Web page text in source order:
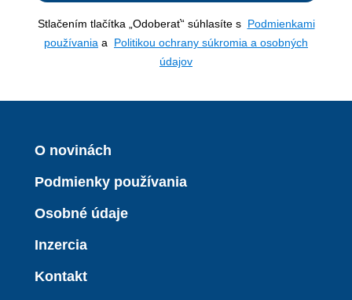
Stlačením tlačítka „Odoberať“ súhlasíte s Podmienkami
používania a Politikou ochrany súkromia a osobných
údajov
O novinách
Podmienky používania
Osobné údaje
Inzercia
Kontakt